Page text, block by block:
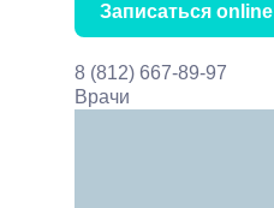
Записаться online
8 (812) 667-89-97
Врачи